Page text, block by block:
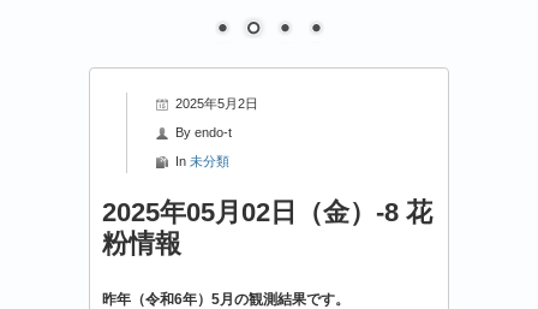
2025年5月2日
By endo-t
In 未分類
2025年05月02日（金）-8 花
粉情報
昨年（令和6年）5月の観測結果です。